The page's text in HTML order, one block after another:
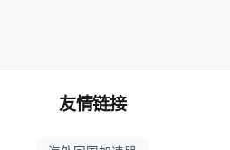
友情链接